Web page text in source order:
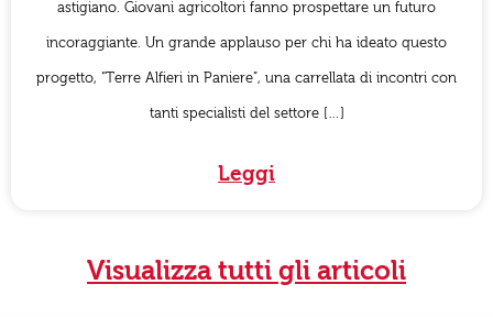
astigiano. Giovani agricoltori fanno prospettare un futuro
incoraggiante. Un grande applauso per chi ha ideato questo
progetto, “Terre Alfieri in Paniere”, una carrellata di incontri con
tanti specialisti del settore […]
Leggi
Visualizza tutti gli articoli